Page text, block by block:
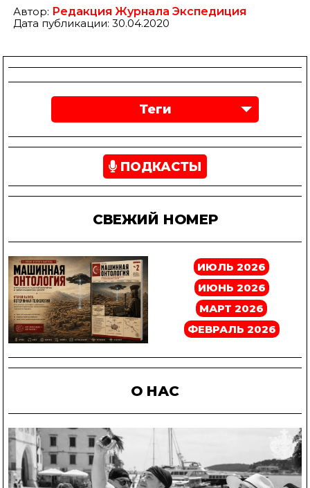
Автор: Редакция Журнала Экспедиция
Дата публикации: 30.04.2020
Теги
ПОДКАСТЫ
СВЕЖИЙ НОМЕР
ИЮЛЬ 2026
ИЮНЬ 2026
МАРТ 2026
ФЕВРАЛЬ 2026
О НАС